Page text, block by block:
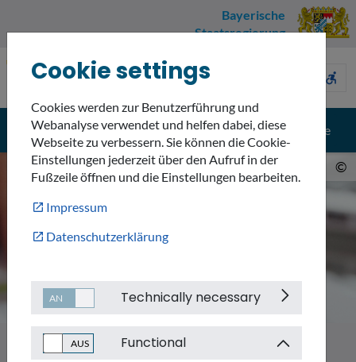
Bayerische
Staatsregierung
Umweltnavigator
accessible_forward
Menü search Suche
©
Themen Informationssysteme und Daten
Cookie settings
Cookies werden zur Benutzerführung und
Webanalyse verwendet und helfen dabei, diese
Webseite zu verbessern. Sie können die Cookie-
Einstellungen jederzeit über den Aufruf in der
Fußzeile öffnen und die Einstellungen bearbeiten.
Impressum
Datenschutzerklärung
Technically necessary
Functional